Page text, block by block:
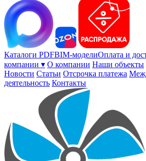
Каталоги PDFBIM-моделиОплата и
компании ▾ О компании Наши объекты
Новости Статьи Отсрочка платежа
деятельность Контакты